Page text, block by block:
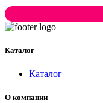
Каталог
Каталог
О компании